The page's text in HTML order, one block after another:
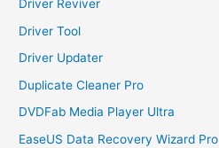
Driver Reviver
Driver Tool
Driver Updater
Duplicate Cleaner Pro
DVDFab Media Player Ultra
EaseUS Data Recovery Wizard Pro